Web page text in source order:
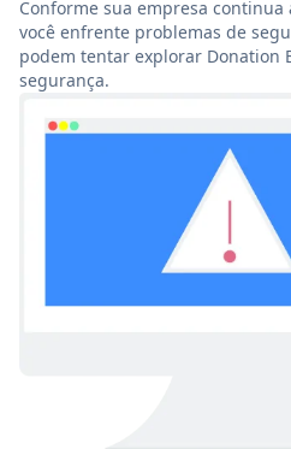
Conforme sua empresa continua
você enfrente problemas de
podem tentar explorar Donation
segurança.